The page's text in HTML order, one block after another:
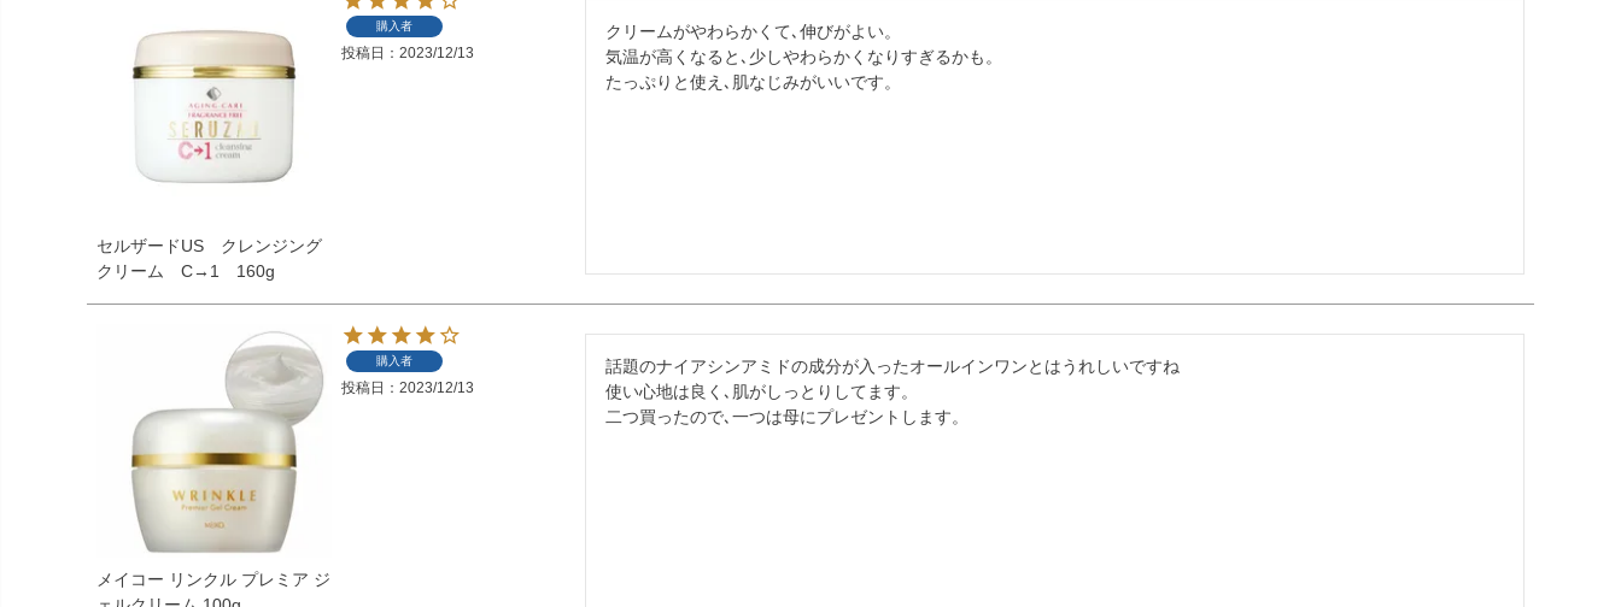
セルザードUS クレンジング
クリーム C→1 160g
購入者
投稿日 2023/12/13
クリームがやわらかくて､伸びがよい。
気温が高くなると､少しやわらかくなりすぎるかも。
たっぷりと使え､肌なじみがいいです。
メイコー リンクル プレミア ジ
購入者
投稿日 2023/12/13
話題のナイアシンアミドの成分が入ったオールインワンとはうれしいですね
使い心地は良く､肌がしっとりしてます。
二つ買ったので､一つは母にプレゼントします。